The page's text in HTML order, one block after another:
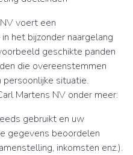
voert een
het bijzonder naargelang
geschikte panden
die overeenstemmen
situatie.
Martens NV onder meer:
gebruikt en uw
gegevens beoordelen
inkomsten enz.).